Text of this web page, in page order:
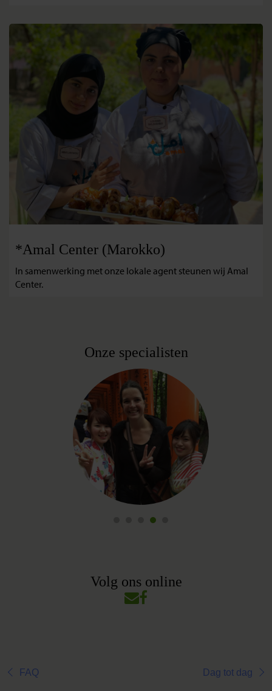
*Amal Center (Marokko)
In samenwerking met onze lokale agent steunen wij Amal
Center.
Onze specialisten
Volg ons online
FAQ Dag tot dag